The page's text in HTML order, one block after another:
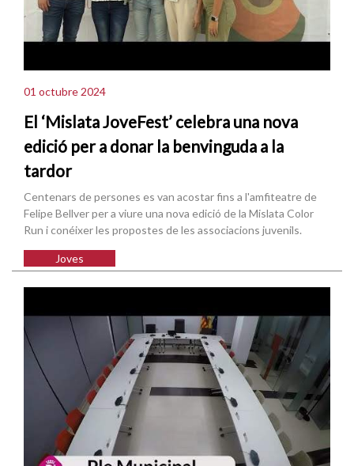
01 octubre 2024
El ‘Mislata JoveFest’ celebra una nova
edició per a donar la benvinguda a la
tardor
Centenars de persones es van acostar fins a l'amfiteatre de
Felipe Bellver per a viure una nova edició de la Mislata Color
Run i conéixer les propostes de les associacions juvenils.
Joves